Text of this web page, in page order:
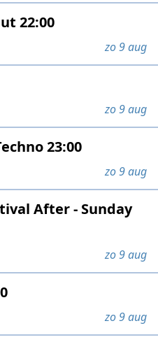
22:00
zo 9 aug
zo 9 aug
23:00
zo 9 aug
After - Sunday
zo 9 aug
zo 9 aug